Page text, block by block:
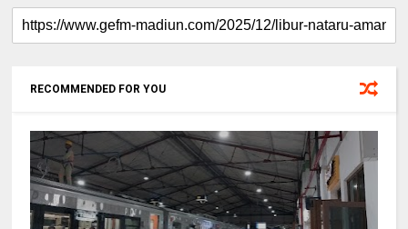
RECOMMENDED FOR YOU